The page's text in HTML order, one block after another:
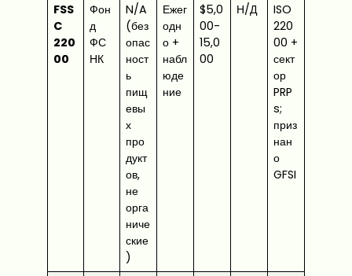
FSS
C
220
00
Фон
д
ФС
НК
N/A
(без
опас
ност
ь
пищ
евы
х
про
дукт
ов,
не
орга
ниче
ские
)
Ежег
одн
о +
набл
юде
ние
$5,0
00-
15,0
00
Н/Д
ISO
220
00 +
сект
ор
PRP
s;
приз
нан
о
GFSI